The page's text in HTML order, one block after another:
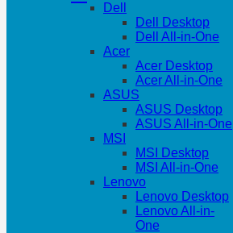
Dell
Dell Desktop
Dell All-in-One
Acer
Acer Desktop
Acer All-in-One
ASUS
ASUS Desktop
ASUS All-in-One
MSI
MSI Desktop
MSI All-in-One
Lenovo
Lenovo Desktop
Lenovo All-in-
One